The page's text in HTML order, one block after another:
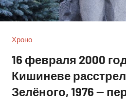
Хроно
16 февраля 2000
Кишиневе
Зелёного, 1976 —